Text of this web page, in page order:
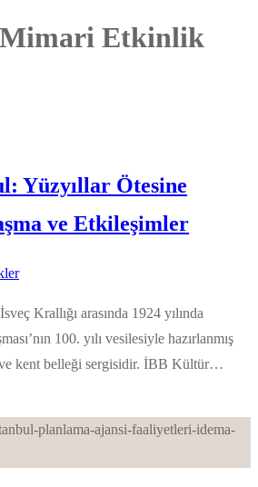
Mimari Etkinlik
Yüzyıllar Ötesine
ve Etkileşimler
Krallığı arasında 1924 yılında
100. yılı vesilesiyle hazırlanmış
ve kent belleği sergisidir. İBB Kültür…